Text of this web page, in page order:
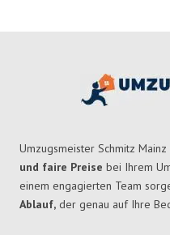
Umzugsmeister Schmitz
und faire Preise bei Ihrem
einem engagierten Team
Ablauf, der genau auf Ihre